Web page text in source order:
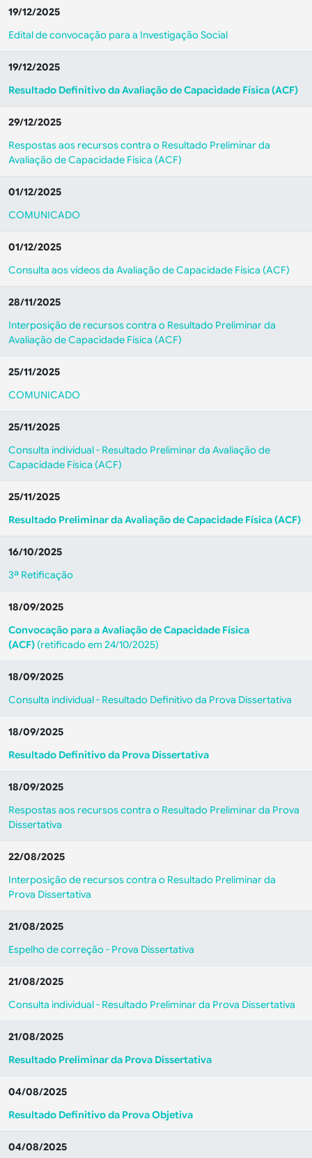
19/12/2025
Edital de convocação para a Investigação Social
19/12/2025
Resultado Definitivo da Avaliação de Capacidade Física (ACF)
29/12/2025
Respostas aos recursos contra o Resultado Preliminar da
Avaliação de Capacidade Física (ACF)
01/12/2025
COMUNICADO
01/12/2025
Consulta aos vídeos da Avaliação de Capacidade Física (ACF)
28/11/2025
Interposição de recursos contra o Resultado Preliminar da
Avaliação de Capacidade Física (ACF)
25/11/2025
COMUNICADO
25/11/2025
Consulta individual - Resultado Preliminar da Avaliação de
Capacidade Física (ACF)
25/11/2025
Resultado Preliminar da Avaliação de Capacidade Física (ACF)
16/10/2025
3ª Retificação
18/09/2025
Convocação para a Avaliação de Capacidade Física
(ACF) (retificado em 24/10/2025)
18/09/2025
Consulta individual - Resultado Definitivo da Prova Dissertativa
18/09/2025
Resultado Definitivo da Prova Dissertativa
18/09/2025
Respostas aos recursos contra o Resultado Preliminar da Prova
Dissertativa
22/08/2025
Interposição de recursos contra o Resultado Preliminar da
Prova Dissertativa
21/08/2025
Espelho de correção - Prova Dissertativa
21/08/2025
Consulta individual - Resultado Preliminar da Prova Dissertativa
21/08/2025
Resultado Preliminar da Prova Dissertativa
04/08/2025
Resultado Definitivo da Prova Objetiva
04/08/2025